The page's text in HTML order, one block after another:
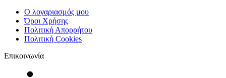
Ο λογαριασμός μου
Όροι Χρήσης
Πολιτική Απορρήτου
Πολιτική Cookies
Επικοινωνία